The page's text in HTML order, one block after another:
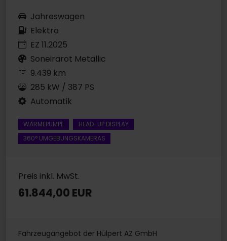
Jahreswagen
Elektro
EZ 11.2025
Soneirarot Metallic
9.439 km
285 kW / 387 PS
Automatik
WÄRMEPUMPE
HEAD-UP DISPLAY
360° UMGEBUNGSKAMERAS
Preis inkl. MwSt.
61.844,00 EUR
Fahrzeugangebot der Hülpert AZ GmbH